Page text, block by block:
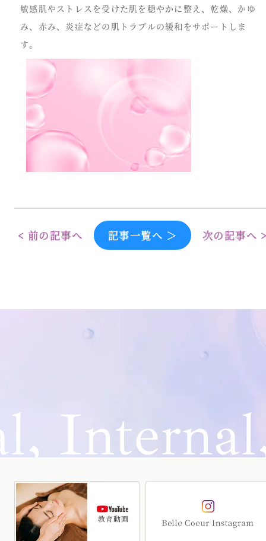
敏感肌やストレスを受けた肌を穏やかに整え、乾燥、かゆ
み、赤み、炎症などの肌トラブルの緩和をサポートしま
す。
< 前の記事へ 記事一覧へ ＞ 次の記事へ